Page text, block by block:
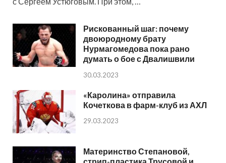
Рискованный шаг: почему
двоюродному брату
Нурмагомедова пока рано
думать о бое с Двалишвили
30.03.2023
«Каролина» отправила
Кочеткова в фарм-клуб из АХЛ
29.03.2023
Материнство Степановой,
стрип-пластика Трусовой и